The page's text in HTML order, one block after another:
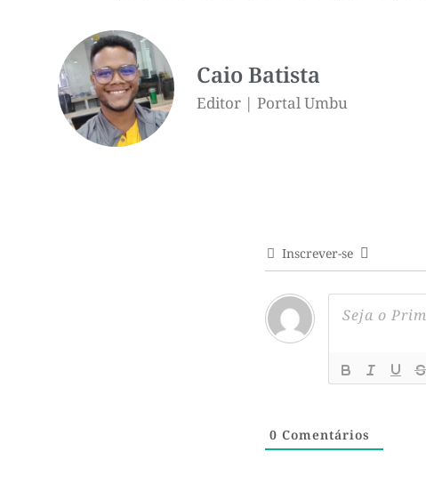
Caio Batista
Editor | Portal Umbu
Inscrever-se
0 Comentários